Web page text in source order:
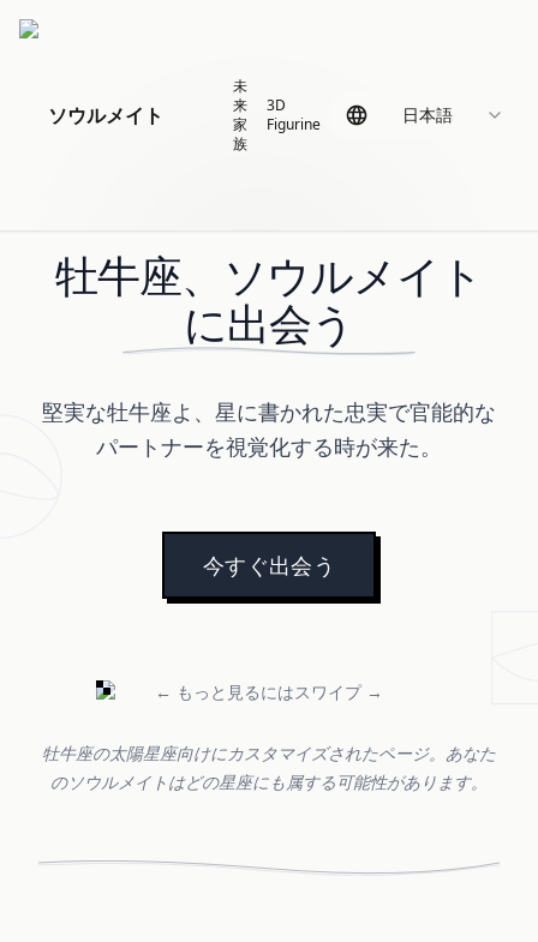
ソウルメイト
未
来
家
族
3D
Figurine
日本語
牡牛座、ソウルメイト
に出会う
堅実な牡牛座よ、星に書かれた忠実で官能的な
パートナーを視覚化する時が来た。
今すぐ出会う
← もっと見るにはスワイプ →
牡牛座の太陽星座向けにカスタマイズされたページ。あなた
のソウルメイトはどの星座にも属する可能性があります。